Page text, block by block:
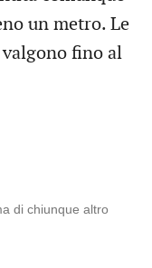
un metro. Le
fino al
di chiunque altro